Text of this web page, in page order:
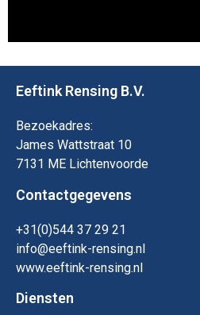
Eeftink Rensing B.V.
Bezoekadres:
James Wattstraat 10
7131 ME Lichtenvoorde
Contactgegevens
+31(0)544 37 29 21
info@eeftink-rensing.nl
www.eeftink-rensing.nl
Diensten